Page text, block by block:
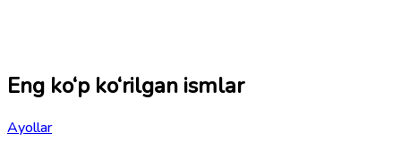
Eng ko‘p ko‘rilgan ismlar
Ayollar